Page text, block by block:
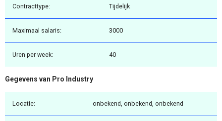
Contracttype: Tijdelijk
Maximaal salaris: 3000
Uren per week: 40
Gegevens van Pro Industry
Locatie: onbekend, onbekend, onbekend